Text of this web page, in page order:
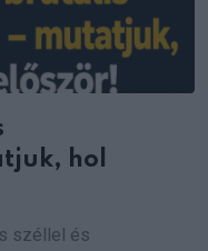
hol
széllel és